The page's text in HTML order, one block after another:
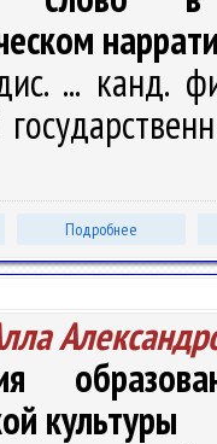
... канд.
Подробнее
культуры